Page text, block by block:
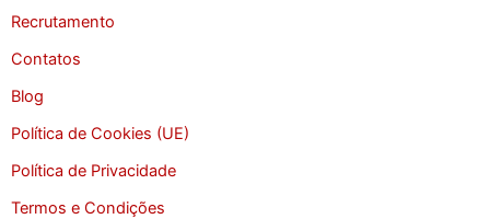
Recrutamento
Contatos
Blog
Política de Cookies (UE)
Política de Privacidade
Termos e Condições